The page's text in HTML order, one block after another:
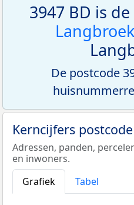
3947 BD is
De postcode
Kerncijfers
Adressen, panden,
en inwoners.
Grafiek
Tabel